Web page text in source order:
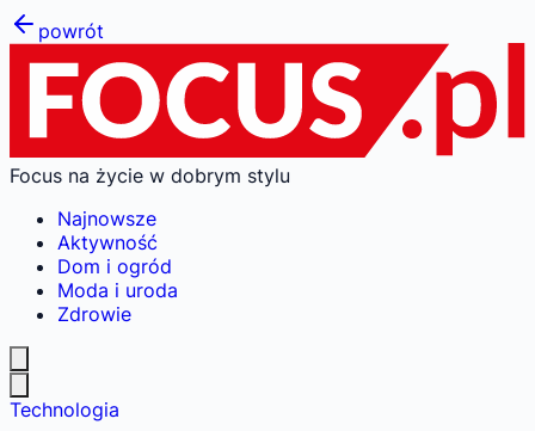
powrót
Focus na życie w dobrym stylu
Najnowsze
Aktywność
Dom i ogród
Moda i uroda
Zdrowie
Technologia